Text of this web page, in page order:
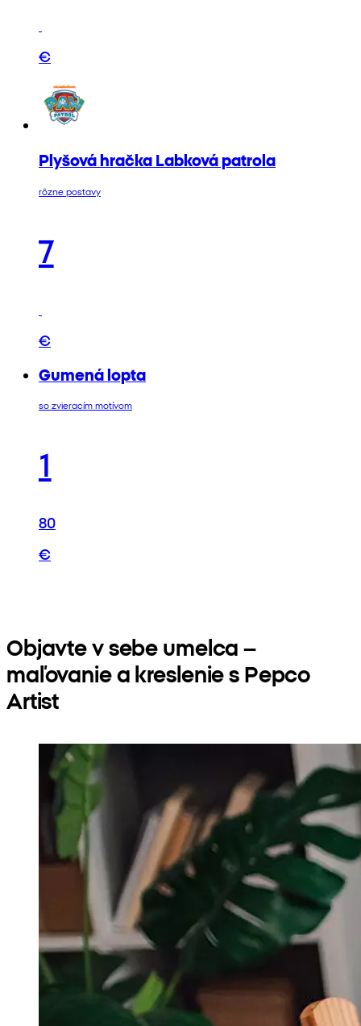
€
Plyšová hračka Labková patrola
rôzne postavy
7
€
Gumená lopta
so zvieracím motívom
1
80
€
Objavte v sebe umelca –
maľovanie a kreslenie s Pepco
Artist